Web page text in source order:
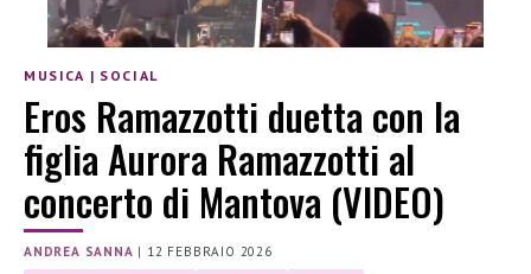
MUSICA | SOCIAL
Eros Ramazzotti duetta con la
figlia Aurora Ramazzotti al
concerto di Mantova (VIDEO)
ANDREA SANNA | 12 FEBBRAIO 2026